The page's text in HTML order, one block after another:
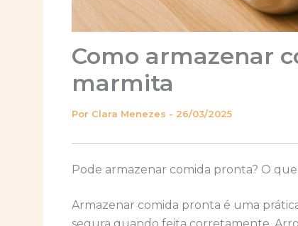
Como armazenar
marmita
Por Clara Menezes - 26/03/2025
Pode armazenar comida pronta? O
Armazenar comida pronta é uma